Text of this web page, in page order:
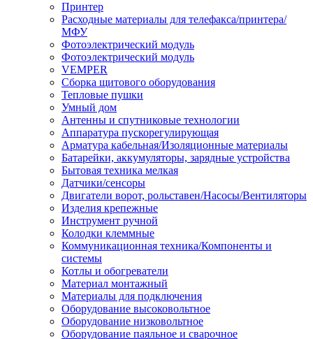
Принтер
Расходные материалы для телефакса/принтера/
МФУ
Фотоэлектрический модуль
Фотоэлектрический модуль
VEMPER
Сборка щитового оборудования
Тепловые пушки
Умный дом
Антенны и спутниковые технологии
Аппаратура пускорегулирующая
Арматура кабельная/Изоляционные материалы
Батарейки, аккумуляторы, зарядные устройства
Бытовая техника мелкая
Датчики/сенсоры
Двигатели ворот, рольставен/Насосы/Вентиляторы
Изделия крепежные
Инструмент ручной
Колодки клеммные
Коммуникационная техника/Компоненты и
системы
Котлы и обогреватели
Материал монтажный
Материалы для подключения
Оборудование высоковольтное
Оборудование низковольтное
Оборудование паяльное и сварочное